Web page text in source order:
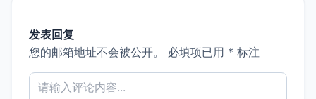
发表回复
您的邮箱地址不会被公开。
必填项已用 * 标注